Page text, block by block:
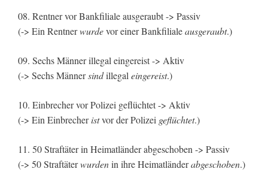
08. Rentner vor Bankfiliale ausgeraubt -> Passiv
(-> Ein Rentnerwurdevor einer Bankfilialeausgeraubt.)
09. Sechs Männer illegal eingereist -> Aktiv
(-> Sechs Männersindillegal eingereist.)
10. Einbrecher vor Polizei geflüchtet -> Aktiv
(-> Ein Einbrecheristvor der Polizei geflüchtet.)
11. 50 Straftäter in Heimatländer abgeschoben -> Passiv
(-> 50 Straftäterwurdenin ihre Heimatländerabgeschoben.)